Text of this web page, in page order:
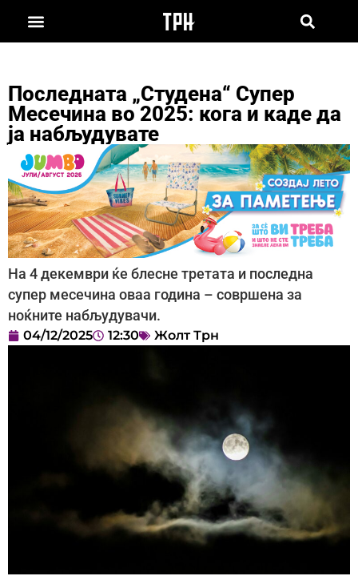
Последната „Студена“ Супер
Месечина во 2025: кога и каде да
ја набљудувате
На 4 декември ќе блесне третата и последна
супер месечина оваа година – совршена за
ноќните набљудувачи.
04/12/2025 12:30 Жолт Трн